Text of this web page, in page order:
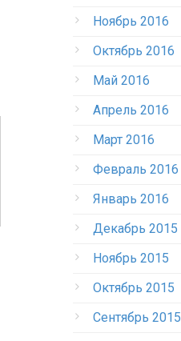
Ноябрь 2016
Октябрь 2016
Май 2016
Апрель 2016
Март 2016
Февраль 2016
Январь 2016
Декабрь 2015
Ноябрь 2015
Октябрь 2015
Сентябрь 2015